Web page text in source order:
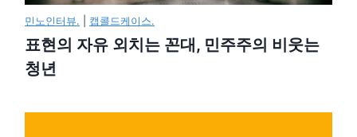
민노인터뷰. 캡콜드케이스.
표현의 자유 외치는 꼰대, 민주주의 비웃는
청년